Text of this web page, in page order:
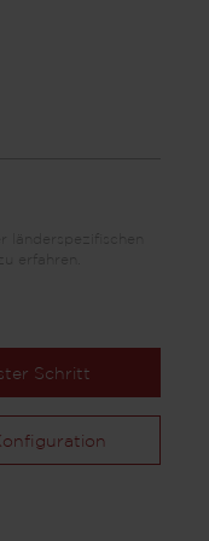
Schritt